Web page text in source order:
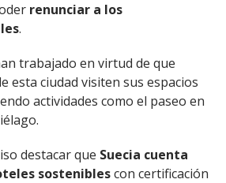
renunciar a los
.
trabajado en virtud de que
esta ciudad visiten sus espacios
actividades como el paseo en
destacar que Suecia cuenta
sosteniblescon certificación